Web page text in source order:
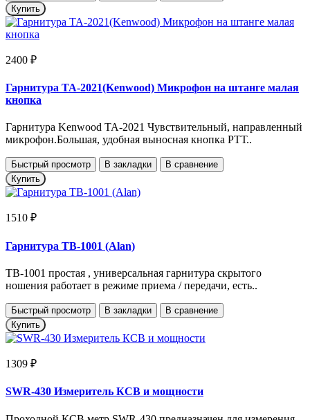
Купить
2400 ₽
Гарнитура TA-2021(Kenwood) Микрофон на штанге малая
кнопка
Гарнитура Kenwood TA-2021 Чувствительный, направленный
микрофон.Большая, удобная выносная кнопка РТТ..
Быстрый просмотр В закладки
В сравнение
Купить
1510 ₽
Гарнитура TB-1001 (Alan)
TB-1001 простая , универсальная гарнитура скрытого
ношения работает в режиме приема / передачи, есть..
Быстрый просмотр В закладки
В сравнение
Купить
1309 ₽
SWR-430 Измеритель КСВ и мощности